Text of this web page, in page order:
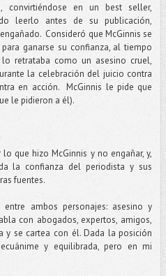
convirtiéndose en un best seller,
leerlo antes de su publicación,
Consideró que McGinnis se
ganarse su confianza, al tiempo
retrataba como un asesino cruel,
la celebración del juicio contra
en acción. McGinnis le pide que
le pidieron a él).
que hizo McGinnis y no engañar, y,
la confianza del periodista y sus
fuentes.
ambos personajes: asesino y
con abogados, expertos, amigos,
y se cartea con él. Dada la posición
y equilibrada, pero en mi